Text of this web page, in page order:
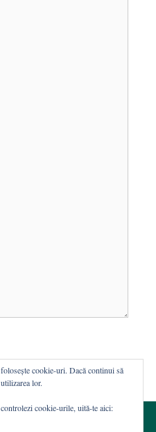
cookie-uri. Dacă continui să
lor.
cookie-urile, uită-te aici: